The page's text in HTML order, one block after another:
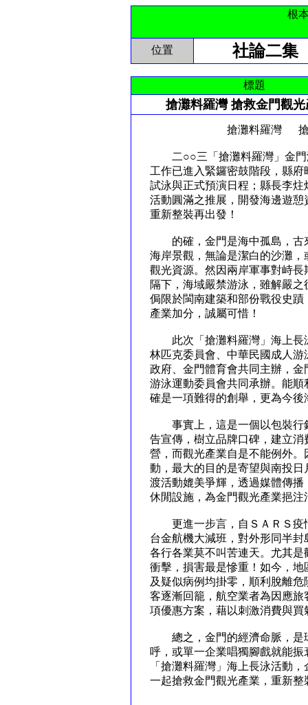
根
位置 社論二集
標題
搶灘料羅灣 搶救金門觀
搶灘料羅灣 搶救金
二○○三「搶灘料羅灣」金門
工作已進入緊鑼密鼓階段，縣
試泳與正式預演日程；縣長李
活動圓滿之推展，開發海邊遊
重新整裝再出發！
的確，金門是海中孤島，古
海岸景觀，無論是潔白的沙灘
觀光資源。然因兩岸軍事對峙
隔下，海域嚴禁游泳，雖解嚴
侷限於閩南建築和部份戰役史
產業加分，誠屬可惜！
此次「搶灘料羅灣」海上長
林匹克委員會、中華民國成人
政府、金門體育會共同主辦，
游泳運動委員會共同承辦。能
確是一項難得的創舉，更為今
事實上，這是一個以包裝行
告宣傳，樹立品牌口碑，建立
營，而觀光產業自是不能例外
動，最大的目的是寄望與南投
渡活動媲美爭輝，透過媒體傳
休閒設施，為金門觀光產業挹
更進一步言，自ＳＡＲＳ疫
台金航機大減班，對外形同半
各行各業莫不叫苦連天。尤其
衝擊，損害最是慘重！如今，
及疑似病例均掛零，順利脫離
客逐漸回籠，航空業者為因應
項優惠方案，藉以刺激消費與
總之，金門的經濟命脈，是
呼，或單一企業唱獨腳戲就能
「搶灘料羅灣」海上長泳活動
一起搶救金門觀光產業，重新